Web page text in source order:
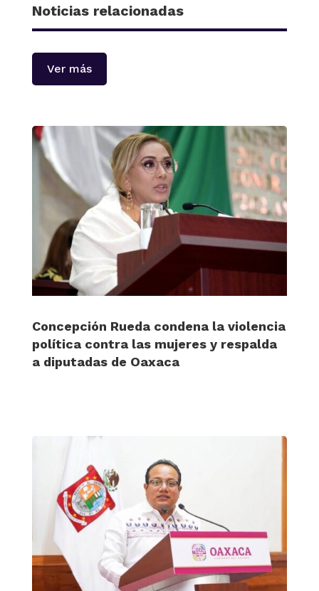
Noticias relacionadas
Ver más
Concepción Rueda condena la violencia
política contra las mujeres y respalda
a diputadas de Oaxaca